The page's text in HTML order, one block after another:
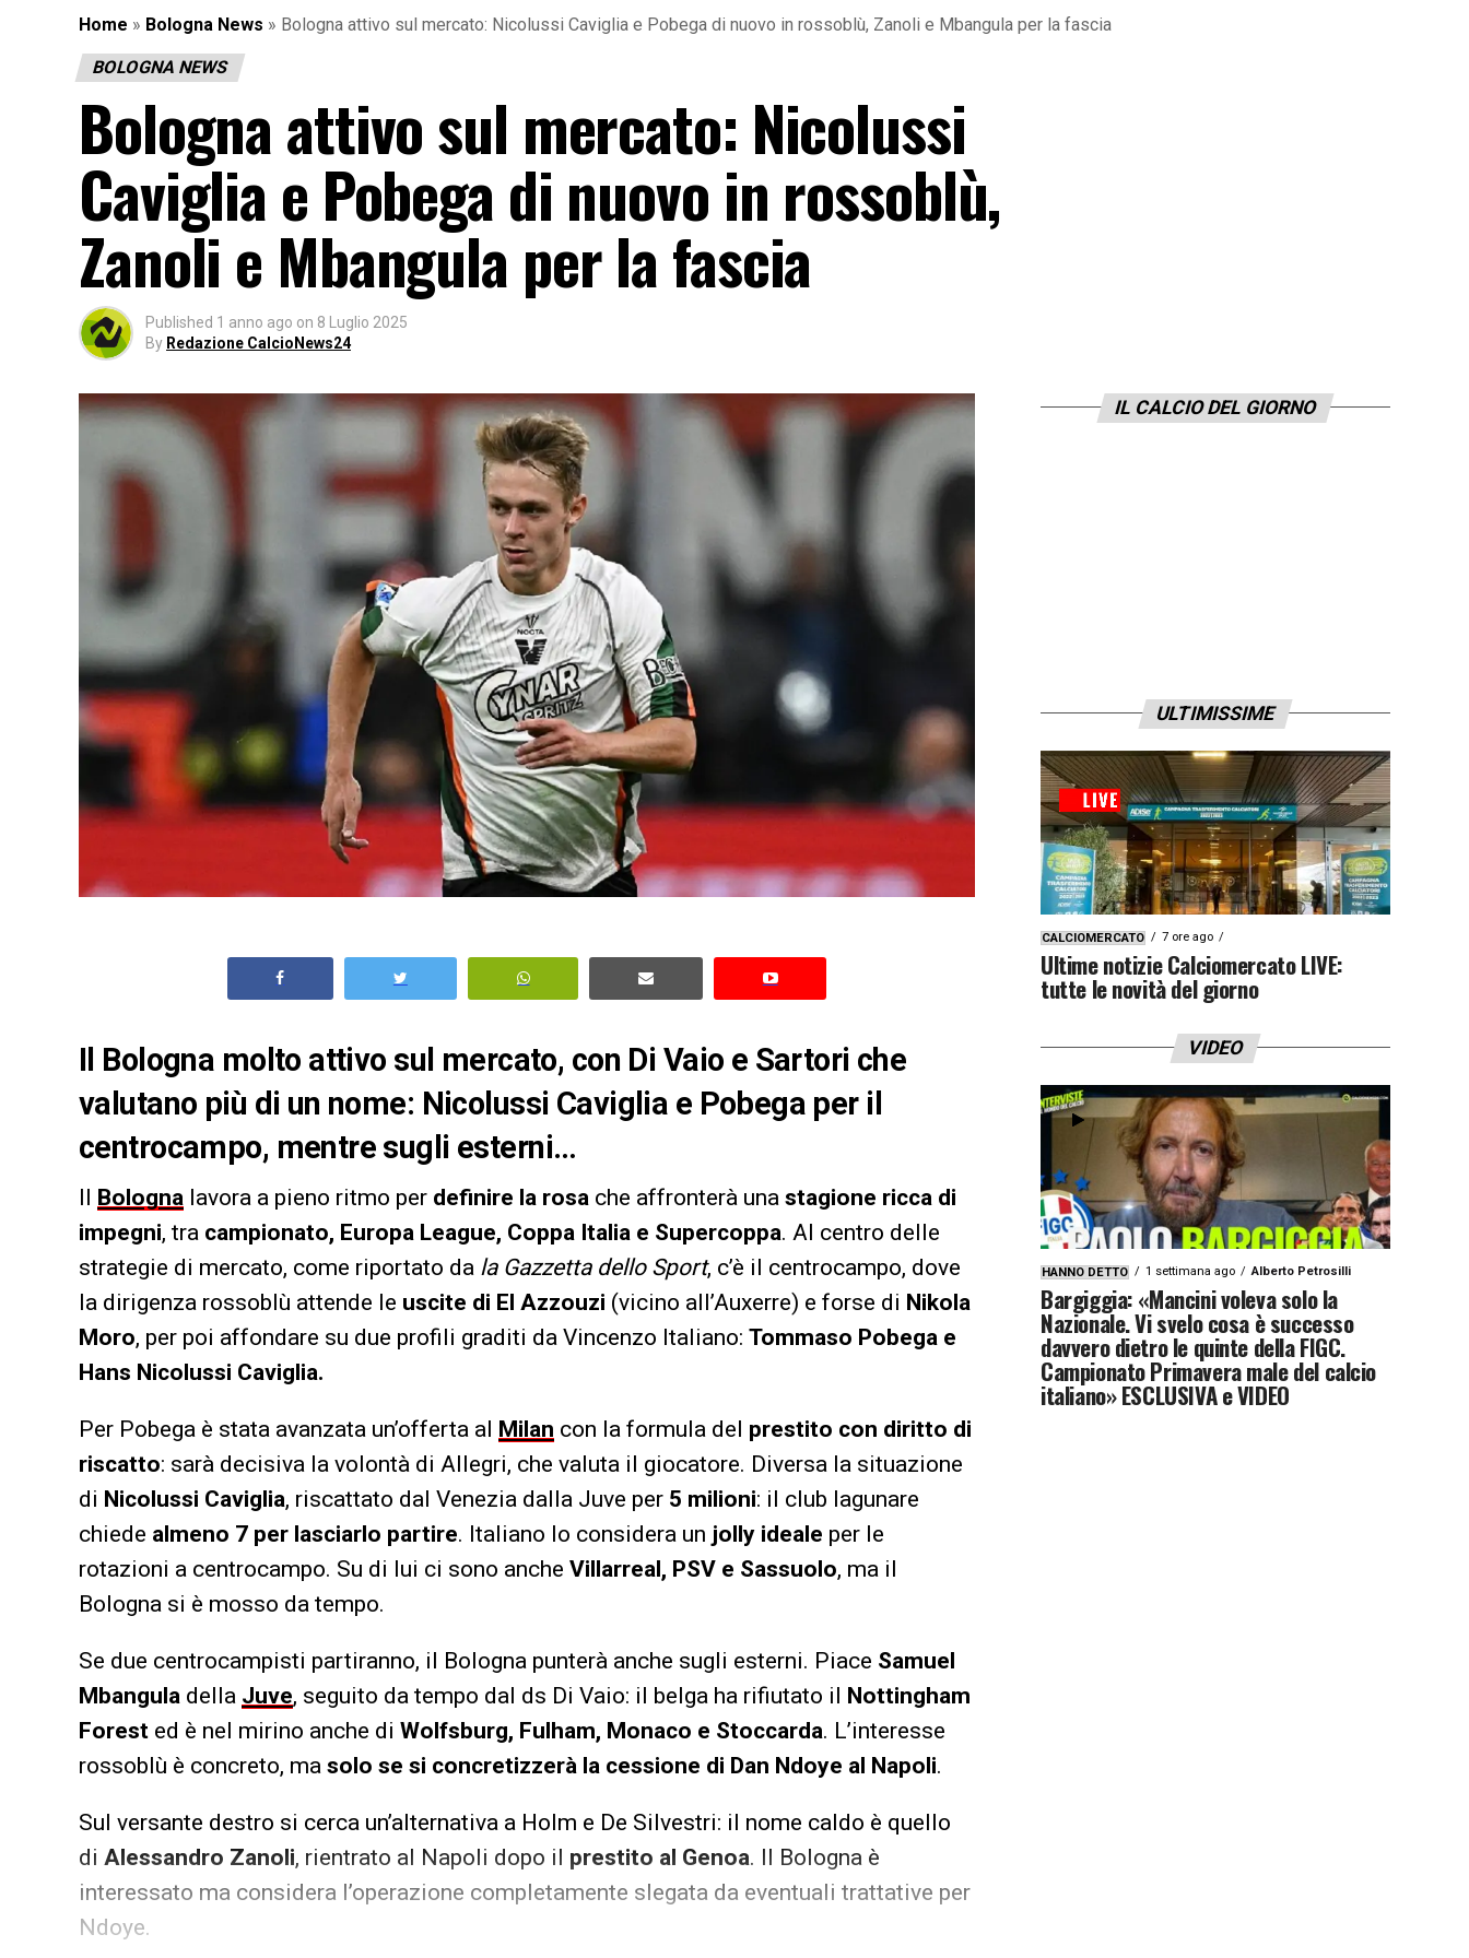
Home » Bologna News » Bologna attivo sul mercato: Nicolussi Caviglia e Pobega di nuovo in rossoblù, Zanoli e Mbangula per la fascia
BOLOGNA NEWS
Bologna attivo sul mercato: Nicolussi
Caviglia e Pobega di nuovo in rossoblù,
Zanoli e Mbangula per la fascia
Published 1 anno ago on 8 Luglio 2025
By Redazione CalcioNews24
Il Bologna molto attivo sul mercato, con Di Vaio e Sartori che
valutano più di un nome: Nicolussi Caviglia e Pobega per il
centrocampo, mentre sugli esterni…
Il Bologna lavora a pieno ritmo per definire la rosa che affronterà una stagione ricca di
impegni, tra campionato, Europa League, Coppa Italia e Supercoppa. Al centro delle
strategie di mercato, come riportato da la Gazzetta dello Sport, c’è il centrocampo, dove
la dirigenza rossoblù attende le uscite di El Azzouzi (vicino all’Auxerre) e forse di Nikola
Moro, per poi affondare su due profili graditi da Vincenzo Italiano: Tommaso Pobega e
Hans Nicolussi Caviglia.
Per Pobega è stata avanzata un’offerta al Milan con la formula del prestito con diritto di
riscatto: sarà decisiva la volontà di Allegri, che valuta il giocatore. Diversa la situazione
di Nicolussi Caviglia, riscattato dal Venezia dalla Juve per 5 milioni: il club lagunare
chiede almeno 7 per lasciarlo partire. Italiano lo considera un jolly ideale per le
rotazioni a centrocampo. Su di lui ci sono anche Villarreal, PSV e Sassuolo, ma il
Bologna si è mosso da tempo.
Se due centrocampisti partiranno, il Bologna punterà anche sugli esterni. Piace Samuel
Mbangula della Juve, seguito da tempo dal ds Di Vaio: il belga ha rifiutato il Nottingham
Forest ed è nel mirino anche di Wolfsburg, Fulham, Monaco e Stoccarda. L’interesse
rossoblù è concreto, ma solo se si concretizzerà la cessione di Dan Ndoye al Napoli.
Sul versante destro si cerca un’alternativa a Holm e De Silvestri: il nome caldo è quello
di Alessandro Zanoli, rientrato al Napoli dopo il prestito al Genoa. Il Bologna è
interessato ma considera l’operazione completamente slegata da eventuali trattative per
Ndoye.
IL CALCIO DEL GIORNO
ULTIMISSIME
CALCIOMERCATO 7 ore ago
Ultime notizie Calciomercato LIVE:
tutte le novità del giorno
VIDEO
HANNO DETTO 1 settimana ago Alberto Petrosilli
Bargiggia: «Mancini voleva solo la
Nazionale. Vi svelo cosa è successo
davvero dietro le quinte della FIGC.
Campionato Primavera male del calcio
italiano» ESCLUSIVA e VIDEO